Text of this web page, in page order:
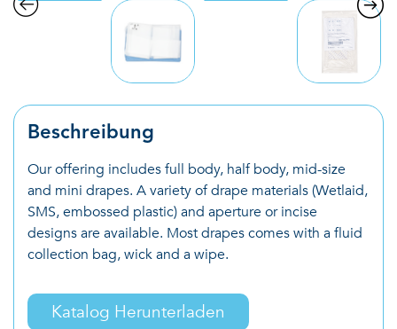
Beschreibung
Our offering includes full body, half body, mid-size
and mini drapes. A variety of drape materials (Wetlaid,
SMS, embossed plastic) and aperture or incise
designs are available. Most drapes comes with a fluid
collection bag, wick and a wipe.
Katalog Herunterladen